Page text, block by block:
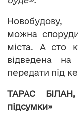
Новобудову,
можна
міста. А сто
відведена на
передати під
ТАРАС БІЛАН,
підсумки»